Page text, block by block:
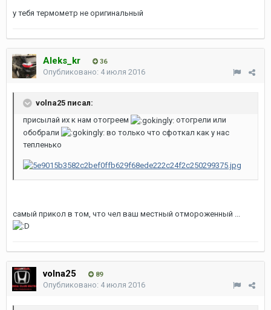
у тебя термометр не оригинальный
Aleks_kr 36
Опубликовано: 4 июля 2016
volna25 писал:
присылай их к нам отогреем
отогрели или
обобрали
во только что сфоткал как у нас
тепленько
самый прикол в том, что чел ваш местный отмороженный ...
volna25 89
Опубликовано: 4 июля 2016